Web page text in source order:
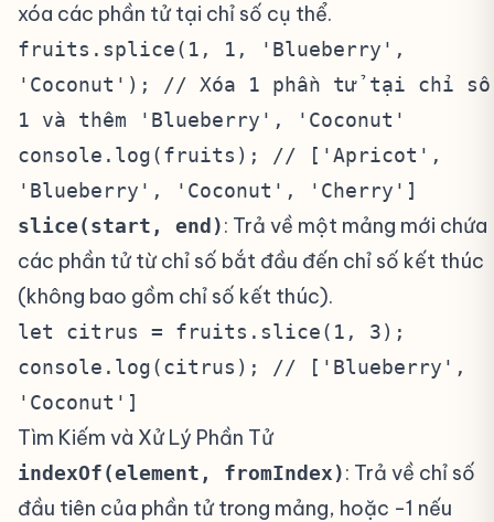
xóa các phần tử tại chỉ số cụ thể.
fruits.splice(1, 1, 'Blueberry',
'Coconut'); // Xóa 1 phần tử tại chỉ số
1 và thêm 'Blueberry', 'Coconut'
console.log(fruits); // ['Apricot',
'Blueberry', 'Coconut', 'Cherry']
slice(start, end): Trả về một mảng mới chứa
các phần tử từ chỉ số bắt đầu đến chỉ số kết thúc
(không bao gồm chỉ số kết thúc).
let citrus = fruits.slice(1, 3);
console.log(citrus); // ['Blueberry',
'Coconut']
Tìm Kiếm và Xử Lý Phần Tử
indexOf(element, fromIndex): Trả về chỉ số
đầu tiên của phần tử trong mảng, hoặc -1 nếu